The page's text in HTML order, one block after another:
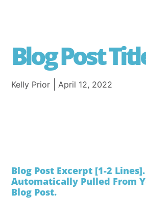
Blog Post
Kelly Prior April 12, 2022
Blog Post Excerpt [1-2
Automatically Pulled From
Blog Post.